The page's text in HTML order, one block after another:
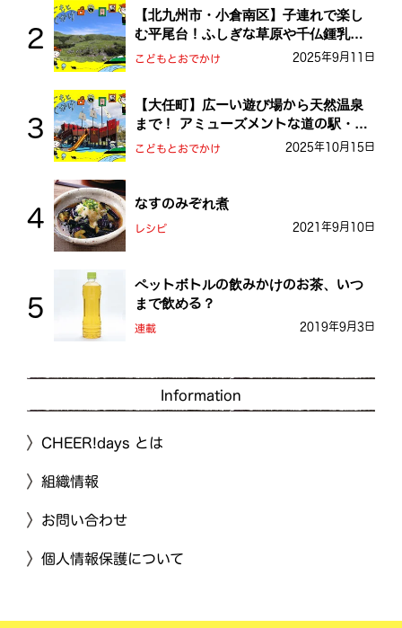
【北九州市・小倉南区】子連れで楽し
む平尾台！ふしぎな草原や千仏鍾乳洞
を探検しよう！
こどもとおでかけ 2025年9月11日
【大任町】広ーい遊び場から天然温泉
まで！ アミューズメントな道の駅・お
おとう桜街道
こどもとおでかけ 2025年10月15日
なすのみぞれ煮
レシピ 2021年9月10日
ペットボトルの飲みかけのお茶、いつ
まで飲める？
連載 2019年9月3日
Information
CHEER!days とは
組織情報
お問い合わせ
個人情報保護について